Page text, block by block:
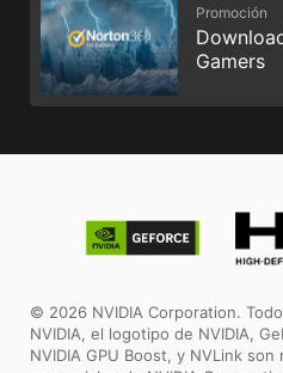
Promoción
Gamers
© 2026 NVIDIA Corporation.
NVIDIA, el logotipo de NVIDIA,
NVIDIA GPU Boost, y NVLink